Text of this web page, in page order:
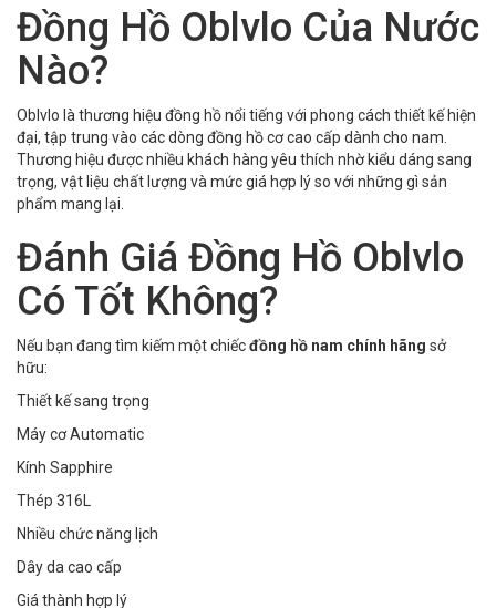
Đồng Hồ Oblvlo Của Nước
Nào?
Oblvlo là thương hiệu đồng hồ nổi tiếng với phong cách thiết kế hiện
đại, tập trung vào các dòng đồng hồ cơ cao cấp dành cho nam.
Thương hiệu được nhiều khách hàng yêu thích nhờ kiểu dáng sang
trọng, vật liệu chất lượng và mức giá hợp lý so với những gì sản
phẩm mang lại.
Đánh Giá Đồng Hồ Oblvlo
Có Tốt Không?
Nếu bạn đang tìm kiếm một chiếcđồng hồ nam chính hãng sở
hữu:
Thiết kế sang trọng
Máy cơ Automatic
Kính Sapphire
Thép 316L
Nhiều chức năng lịch
Dây da cao cấp
Giá thành hợp lý